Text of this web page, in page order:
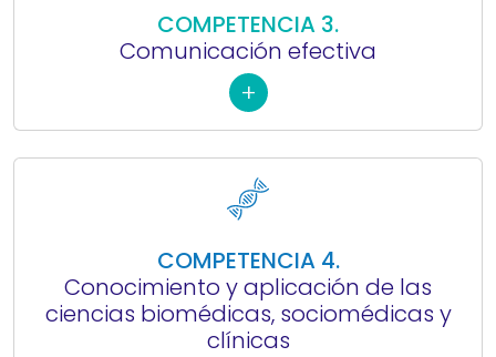
COMPETENCIA 3.
Comunicación efectiva
+
COMPETENCIA 4.
Conocimiento y aplicación de las
ciencias biomédicas, sociomédicas y
clínicas